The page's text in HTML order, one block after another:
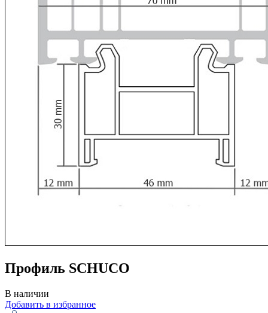
Профиль SCHUCO
В наличии
Добавить в избранное